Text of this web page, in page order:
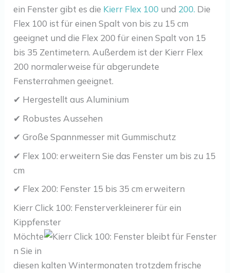
ein Fenster gibt es die Kierr Flex 100 und 200. Die
Flex 100 ist für einen Spalt von bis zu 15 cm
geeignet und die Flex 200 für einen Spalt von 15
bis 35 Zentimetern. Außerdem ist der Kierr Flex
200 normalerweise für abgerundete
Fensterrahmen geeignet.
✔ Hergestellt aus Aluminium
✔ Robustes Aussehen
✔ Große Spannmesser mit Gummischutz
✔ Flex 100: erweitern Sie das Fenster um bis zu 15
cm
✔ Flex 200: Fenster 15 bis 35 cm erweitern
Kierr Click 100: Fensterverkleinerer für ein
Kippfenster
Möchte
n Sie in
diesen kalten Wintermonaten trotzdem frische